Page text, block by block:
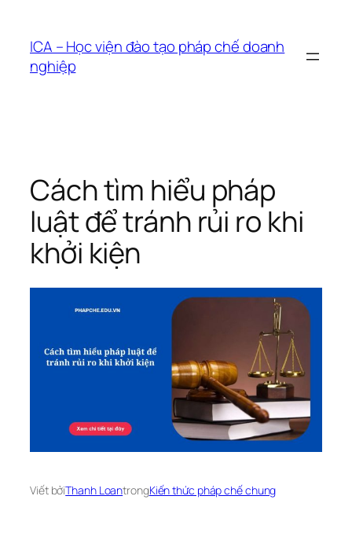
phầnICA – Học viện đào tạo pháp chế doanh
nghiệp
Cách tìm hiểu pháp
luật để tránh rủi ro khi
khởi kiện
Viết bởiThanh LoantrongKiến thức pháp chế chung